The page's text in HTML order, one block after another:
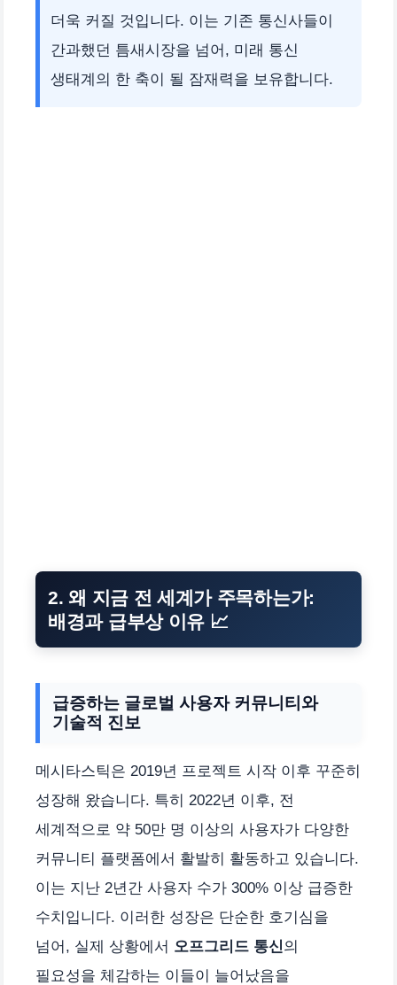
더욱 커질 것입니다. 이는 기존 통신사들이
간과했던 틈새시장을 넘어, 미래 통신
생태계의 한 축이 될 잠재력을 보유합니다.
2. 왜 지금 전 세계가 주목하는가:
배경과 급부상 이유 📈
급증하는 글로벌 사용자 커뮤니티와
기술적 진보
메시타스틱은 2019년 프로젝트 시작 이후 꾸준히
성장해 왔습니다. 특히 2022년 이후, 전
세계적으로 약 50만 명 이상의 사용자가 다양한
커뮤니티 플랫폼에서 활발히 활동하고 있습니다.
이는 지난 2년간 사용자 수가 300% 이상 급증한
수치입니다. 이러한 성장은 단순한 호기심을
넘어, 실제 상황에서 오프그리드 통신의
필요성을 체감하는 이들이 늘어났음을